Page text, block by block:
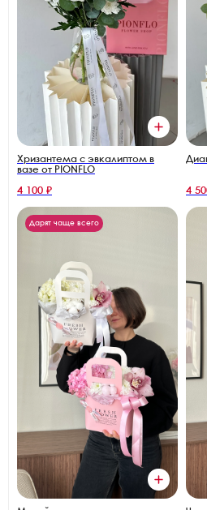
Хризантема с эвкалиптом в
вазе от PIONFLO
4 100 ₽ 4
Дарят чаще всего